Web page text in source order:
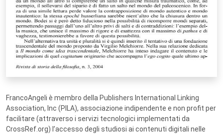
FrancoAngeli è membro della Publishers International Linking
Association, Inc (PILA), associazione indipendente e non profit per
facilitare (attraverso i servizi tecnologici implementati da
CrossRef.org) l’accesso degli studiosi ai contenuti digitali nelle